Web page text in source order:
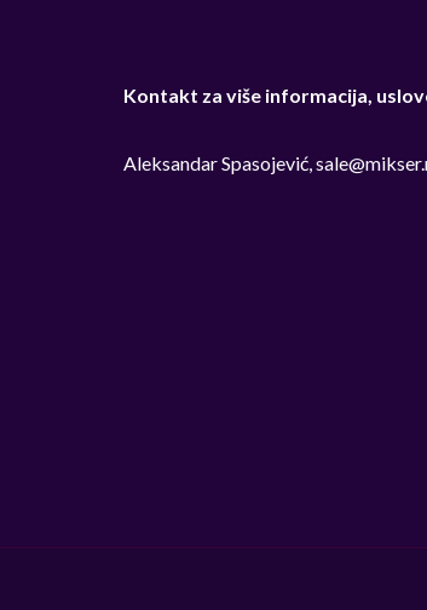
Kontakt za više informacija,
Aleksandar Spasojević,